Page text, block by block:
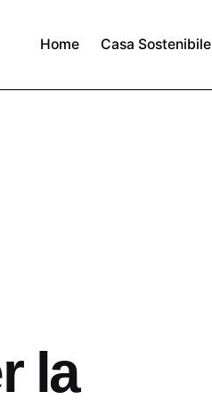
Home Casa Sostenibile
la